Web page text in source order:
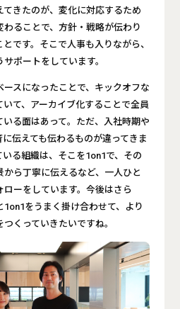
きたのが、変化に対応するため
ることで、方針・戦略が伝わり
です。そこで人事も入りながら、
ポートをしています。
スになったことで、キックオフな
て、アーカイブ化することで全員
る面はあって。ただ、入社時期や
伝えても伝わるものが違ってきま
る組織は、そこを1on1で、その
ら丁寧に伝えるなど、一人ひと
ローをしています。今後はさら
をうまく掛け合わせて、より
くっていきたいですね。